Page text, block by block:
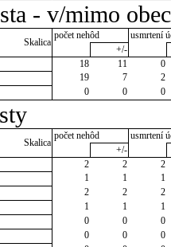
- v/mimo obec
Skalica
počet nehôd
usmrtení
+/-
18 11
0
19 7
2
0 0 0
Skalica
počet nehôd
usmrtení
+/-
2 2
2
1 1
1
2 2
2
1 1
1
0 0
0
0 0
0